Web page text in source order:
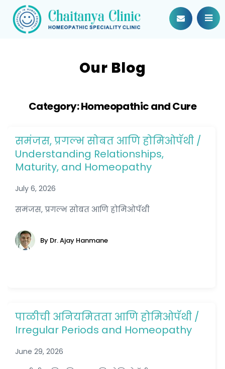
Our Blog
Category:Homeopathic and Cure
समंजस, प्रगल्भ सोबत आणि होमिओपॅथी /
Understanding Relationships,
Maturity, and Homeopathy
July 6, 2026
समंजस, प्रगल्भ सोबत आणि होमिओपॅथी
By Dr. Ajay Hanmane
पाळीची अनियमितता आणि होमिओपॅथी /
Irregular Periods and Homeopathy
June 29, 2026